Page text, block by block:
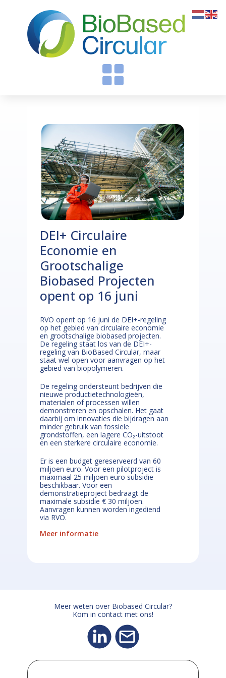
DEI+ Circulaire
Economie en
Grootschalige
Biobased Projecten
opent op 16 juni
RVO opent op 16 juni de DEI+-regeling
op het gebied van circulaire economie
en grootschalige biobased projecten.
De regeling staat los van de DEI+-
regeling van BioBased Circular, maar
staat wel open voor aanvragen op het
gebied van biopolymeren.
De regeling ondersteunt bedrijven die
nieuwe productietechnologieën,
materialen of processen willen
demonstreren en opschalen. Het gaat
daarbij om innovaties die bijdragen aan
minder gebruik van fossiele
grondstoffen, een lagere CO₂-uitstoot
en een sterkere circulaire economie.
Er is een budget gereserveerd van 60
miljoen euro. Voor een pilotproject is
maximaal 25 miljoen euro subsidie
beschikbaar. Voor een
demonstratieproject bedraagt de
maximale subsidie € 30 miljoen.
Aanvragen kunnen worden ingediend
via RVO.
Meer informatie
Meer weten over Biobased Circular?
Kom in contact met ons!